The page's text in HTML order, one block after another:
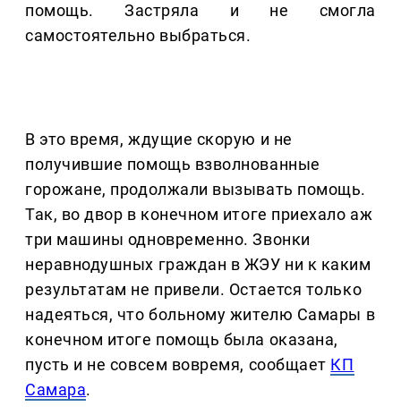
помощь. Застряла и не смогла
самостоятельно выбраться.
В это время, ждущие скорую и не
получившие помощь взволнованные
горожане, продолжали вызывать помощь.
Так, во двор в конечном итоге приехало аж
три машины одновременно. Звонки
неравнодушных граждан в ЖЭУ ни к каким
результатам не привели. Остается только
надеяться, что больному жителю Самары в
конечном итоге помощь была оказана,
пусть и не совсем вовремя, сообщает КП
Самара.